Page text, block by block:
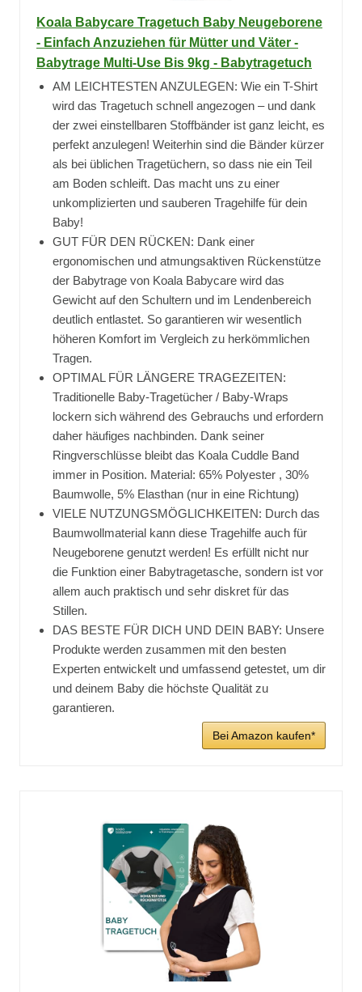
Koala Babycare Tragetuch Baby Neugeborene
- Einfach Anzuziehen für Mütter und Väter -
Babytrage Multi-Use Bis 9kg - Babytragetuch
AM LEICHTESTEN ANZULEGEN: Wie ein T-Shirt
wird das Tragetuch schnell angezogen – und dank
der zwei einstellbaren Stoffbänder ist ganz leicht, es
perfekt anzulegen! Weiterhin sind die Bänder kürzer
als bei üblichen Tragetüchern, so dass nie ein Teil
am Boden schleift. Das macht uns zu einer
unkomplizierten und sauberen Tragehilfe für dein
Baby!
GUT FÜR DEN RÜCKEN: Dank einer
ergonomischen und atmungsaktiven Rückenstütze
der Babytrage von Koala Babycare wird das
Gewicht auf den Schultern und im Lendenbereich
deutlich entlastet. So garantieren wir wesentlich
höheren Komfort im Vergleich zu herkömmlichen
Tragen.
OPTIMAL FÜR LÄNGERE TRAGEZEITEN:
Traditionelle Baby-Tragetücher / Baby-Wraps
lockern sich während des Gebrauchs und erfordern
daher häufiges nachbinden. Dank seiner
Ringverschlüsse bleibt das Koala Cuddle Band
immer in Position. Material: 65% Polyester , 30%
Baumwolle, 5% Elasthan (nur in eine Richtung)
VIELE NUTZUNGSMÖGLICHKEITEN: Durch das
Baumwollmaterial kann diese Tragehilfe auch für
Neugeborene genutzt werden! Es erfüllt nicht nur
die Funktion einer Babytragetasche, sondern ist vor
allem auch praktisch und sehr diskret für das
Stillen.
DAS BESTE FÜR DICH UND DEIN BABY: Unsere
Produkte werden zusammen mit den besten
Experten entwickelt und umfassend getestet, um dir
und deinem Baby die höchste Qualität zu
garantieren.
Bei Amazon kaufen*